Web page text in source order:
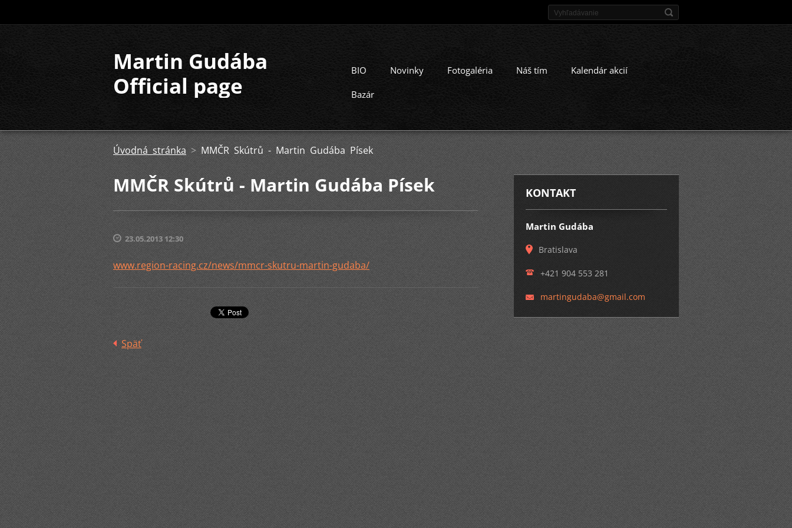
Martin Gudába
Official page
BIO Novinky Fotogaléria Náš tím Kalendár akcií
Bazár
Úvodná stránka > MMČR Skútrů - Martin Gudába Písek
MMČR Skútrů - Martin Gudába Písek
23.05.2013 12:30
www.region-racing.cz/news/mmcr-skutru-martin-gudaba/
Späť
KONTAKT
Martin Gudába
Bratislava
+421 904 553 281
martingudaba@gmail.com